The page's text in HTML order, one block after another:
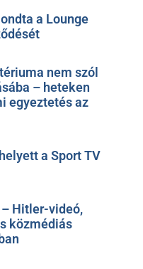
a Lounge
nem szól
– heteken
egyeztetés az
a Sport TV
Hitler-videó,
közmédiás